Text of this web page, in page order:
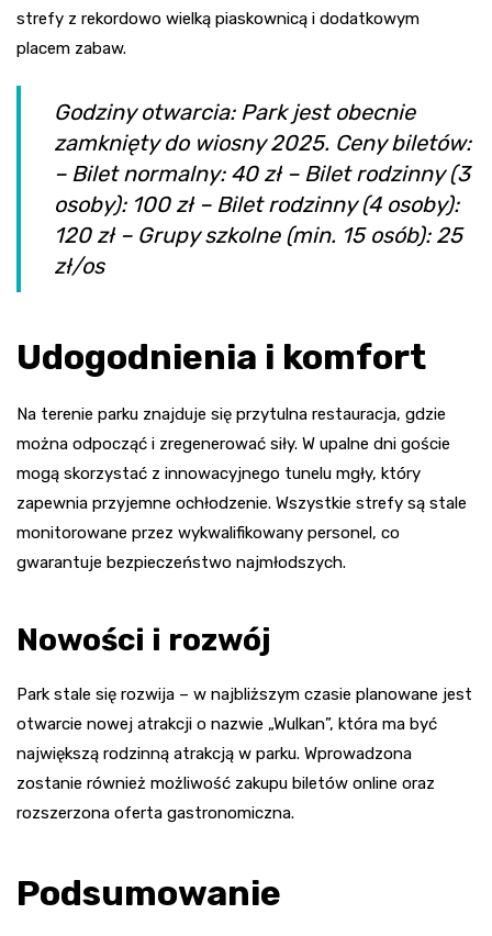
strefy z rekordowo wielką piaskownicą i dodatkowym
placem zabaw.
Godziny otwarcia: Park jest obecnie
zamknięty do wiosny 2025. Ceny biletów:
– Bilet normalny: 40 zł – Bilet rodzinny (3
osoby): 100 zł – Bilet rodzinny (4 osoby):
120 zł – Grupy szkolne (min. 15 osób): 25
zł/os
Udogodnienia i komfort
Na terenie parku znajduje się przytulna restauracja, gdzie
można odpocząć i zregenerować siły. W upalne dni goście
mogą skorzystać z innowacyjnego tunelu mgły, który
zapewnia przyjemne ochłodzenie. Wszystkie strefy są stale
monitorowane przez wykwalifikowany personel, co
gwarantuje bezpieczeństwo najmłodszych.
Nowości i rozwój
Park stale się rozwija – w najbliższym czasie planowane jest
otwarcie nowej atrakcji o nazwie „Wulkan”, która ma być
największą rodzinną atrakcją w parku. Wprowadzona
zostanie również możliwość zakupu biletów online oraz
rozszerzona oferta gastronomiczna.
Podsumowanie